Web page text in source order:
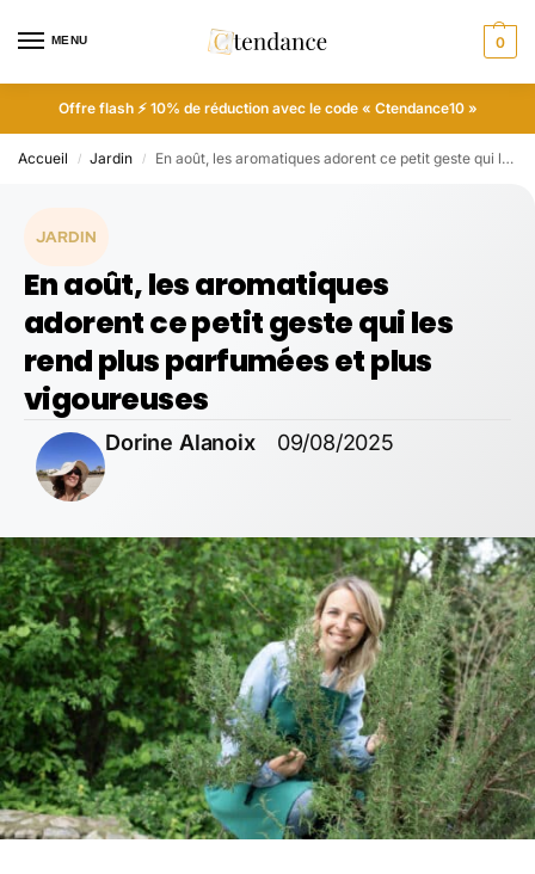
MENU 0
Offre flash ⚡ 10% de réduction avec le code « Ctendance10 »
Accueil / Jardin / En août, les aromatiques adorent ce petit geste qui les rend plus parfumées et plus vigoureuses
JARDIN
En août, les aromatiques
adorent ce petit geste qui les
rend plus parfumées et plus
vigoureuses
Dorine Alanoix 09/08/2025